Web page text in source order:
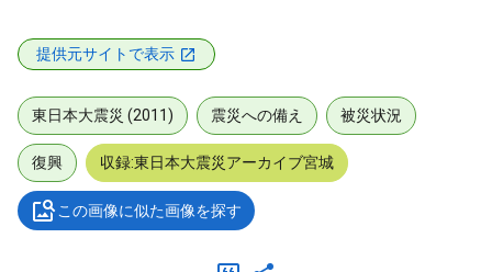
提供元サイトで表示
東日本大震災 (2011) 震災への備え 被災状況
復興 収録:東日本大震災アーカイブ宮城
この画像に似た画像を探す